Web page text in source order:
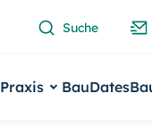
Suche
Praxis BauDates